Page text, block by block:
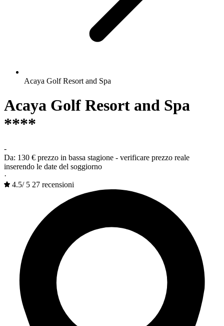
Acaya Golf Resort and Spa
Acaya Golf Resort and Spa
****
-
Da: 130 € prezzo in bassa stagione - verificare prezzo reale
inserendo le date del soggiorno
·
4.5/ 5 27 recensioni